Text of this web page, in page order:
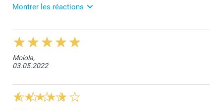
Montrer les réactions
18.04.2024
Chère Madame, le colis s’est malheureusement
égaré pendant le transport et nous tenons à nous en
vous êtes également déjà adressé à notre service
reproduction de votre commande. Cordialement,
smartphoto
Moiola,
03.05.2022